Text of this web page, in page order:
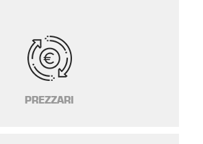
PREZZARI